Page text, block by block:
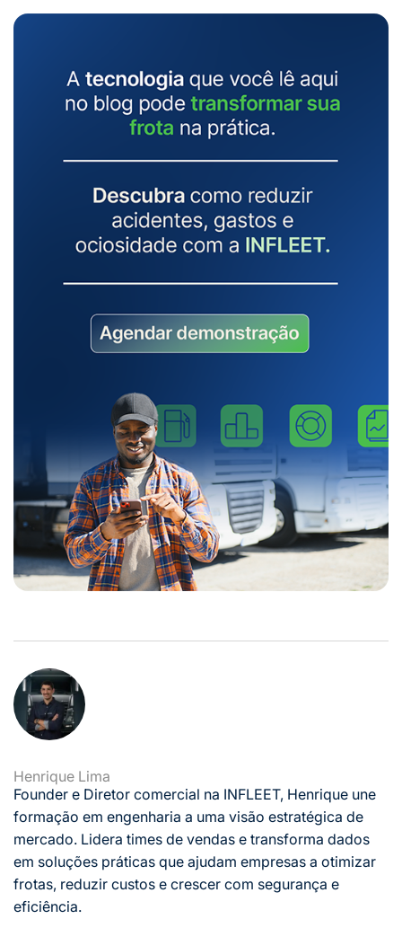
Henrique Lima
Founder e Diretor comercial na INFLEET, Henrique une
formação em engenharia a uma visão estratégica de
mercado. Lidera times de vendas e transforma dados
em soluções práticas que ajudam empresas a otimizar
frotas, reduzir custos e crescer com segurança e
eficiência.